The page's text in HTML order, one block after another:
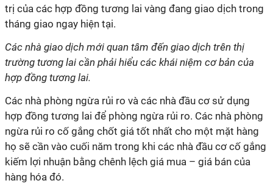
trị của các hợp đồng tương lai vàng đang giao dịch trong
tháng giao ngay hiện tại.
Các nhà giao dịch mới quan tâm đến giao dịch trên thị
trường tương lai cần phải hiểu các khái niệm cơ bản của
hợp đồng tương lai.
Các nhà phòng ngừa rủi ro và các nhà đầu cơ sử dụng
hợp đồng tương lai để phòng ngừa rủi ro. Các nhà phòng
ngừa rủi ro cố gắng chốt giá tốt nhất cho một mặt hàng
họ sẽ cần vào cuối năm trong khi các nhà đầu cơ cố gắng
kiếm lợi nhuận bằng chênh lệch giá mua – giá bán của
hàng hóa đó.